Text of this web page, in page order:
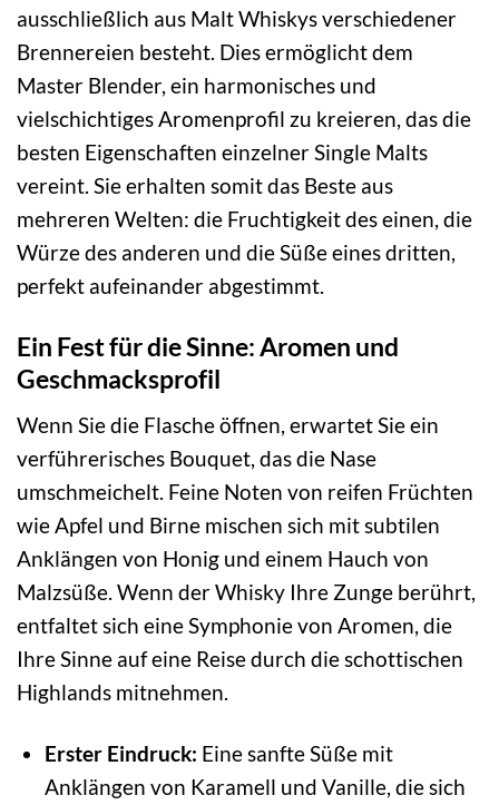
ausschließlich aus Malt Whiskys verschiedener
Brennereien besteht. Dies ermöglicht dem
Master Blender, ein harmonisches und
vielschichtiges Aromenprofil zu kreieren, das die
besten Eigenschaften einzelner Single Malts
vereint. Sie erhalten somit das Beste aus
mehreren Welten: die Fruchtigkeit des einen, die
Würze des anderen und die Süße eines dritten,
perfekt aufeinander abgestimmt.
Ein Fest für die Sinne: Aromen und
Geschmacksprofil
Wenn Sie die Flasche öffnen, erwartet Sie ein
verführerisches Bouquet, das die Nase
umschmeichelt. Feine Noten von reifen Früchten
wie Apfel und Birne mischen sich mit subtilen
Anklängen von Honig und einem Hauch von
Malzsüße. Wenn der Whisky Ihre Zunge berührt,
entfaltet sich eine Symphonie von Aromen, die
Ihre Sinne auf eine Reise durch die schottischen
Highlands mitnehmen.
Erster Eindruck: Eine sanfte Süße mit
Anklängen von Karamell und Vanille, die sich